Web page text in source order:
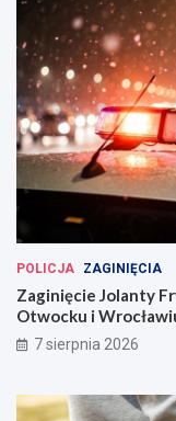
POLICJA ZAGINIĘCIA
Zaginięcie Jolanty
Otwocku i
7 sierpnia 2026